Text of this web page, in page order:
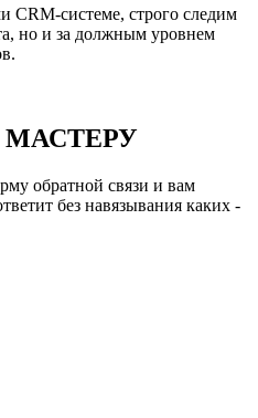
но и за должным уровнем
МАСТЕРУ
обратной связи и вам
без навязывания каких -